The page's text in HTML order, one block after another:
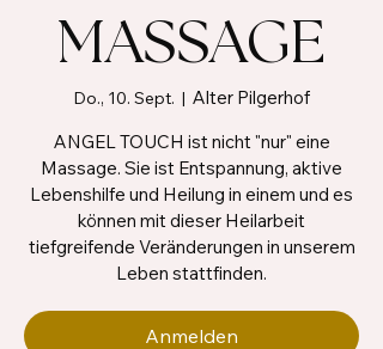
MASSAGE
Do., 10. Sept.
  |
Alter Pilgerhof
ANGEL TOUCH ist nicht "nur" eine
Massage. Sie ist Entspannung, aktive
Lebenshilfe und Heilung in einem und es
können mit dieser Heilarbeit
tiefgreifende Veränderungen in unserem
Leben stattfinden.
Anmelden